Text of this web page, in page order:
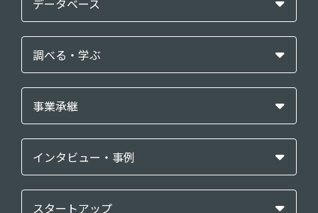
データベース
調べる・学ぶ
事業承継
インタビュー・事例
スタートアップ